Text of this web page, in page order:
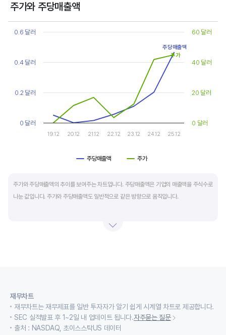
주가와 주당매출액
Chart
Line chart with 2 lines.
The chart has 2 Y axes displaying values, and values.
주당매출액 주가
19.12 20.12 21.12 22.12 23.12 24.12 25.12
0 달러
0.2 달러
0.4 달러
0.6 달러
0 달러
20 달러
40 달러
60 달러
주당매출액
주가
주가와 주당매출액의 추이를 보여주는 차트입니다. 주당매출액은 기업의 매출액을 주식수로
나눈 값입니다. 주가와 주당매출액도 일반적으로 같은 방향으로 움직입니다.
재무차트
재무차트는 재무제표를 일반 투자자가 알기 쉽게 시계열 차트로 제공합니다.
SEC 실적발표 후 1~2일 내 업데이트 됩니다.자주묻는 질문
출처 : NASDAQ, 초이스스탁US 데이터